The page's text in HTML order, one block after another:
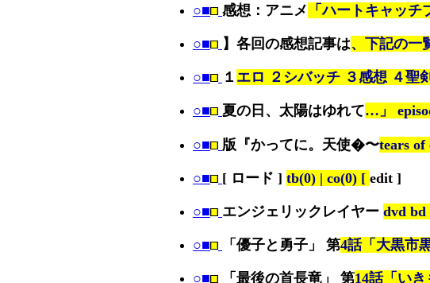
○■ 感想：アニメ 「ハートキャッ
○■ 】各回の感想記事は、下記の一
○■ １ エロ ２シバッチ ３感想 ４聖
○■ 夏の日、太陽はゆれて…」
○■ 版『かってに。天使�〜tears of
○■ [ ロード ] tb(0) | co(0) [ edit ]
○■ エンジェリックレイヤー dvd bd
○■ 「優子と勇子」 第4話「大黒市
○■ 「最後の首長竜」 第14話「いき